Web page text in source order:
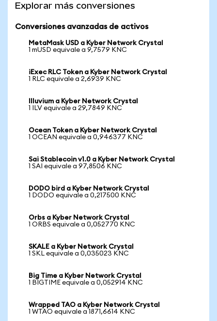
Explorar más conversiones
Conversiones avanzadas de activos
MetaMask USD a Kyber Network Crystal
1 mUSD equivale a 9,7579 KNC
iExec RLC Token a Kyber Network Crystal
1 RLC equivale a 2,6939 KNC
Illuvium a Kyber Network Crystal
1 ILV equivale a 29,7849 KNC
Ocean Token a Kyber Network Crystal
1 OCEAN equivale a 0,946377 KNC
Sai Stablecoin v1.0 a Kyber Network Crystal
1 SAI equivale a 97,8506 KNC
DODO bird a Kyber Network Crystal
1 DODO equivale a 0,217500 KNC
Orbs a Kyber Network Crystal
1 ORBS equivale a 0,052770 KNC
SKALE a Kyber Network Crystal
1 SKL equivale a 0,035023 KNC
Big Time a Kyber Network Crystal
1 BIGTIME equivale a 0,052914 KNC
Wrapped TAO a Kyber Network Crystal
1 WTAO equivale a 1871,6614 KNC